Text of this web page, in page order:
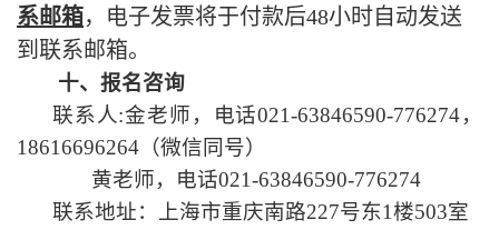
系邮箱，电子发票将于付款后48小时自动发送
到联系邮箱。
十、报名咨询
联系人:金老师，电话021-63846590-776274，
18616696264 （微信同号）
黄老师，电话021-63846590-776274
联系地址：上海市重庆南路227号东1楼503室